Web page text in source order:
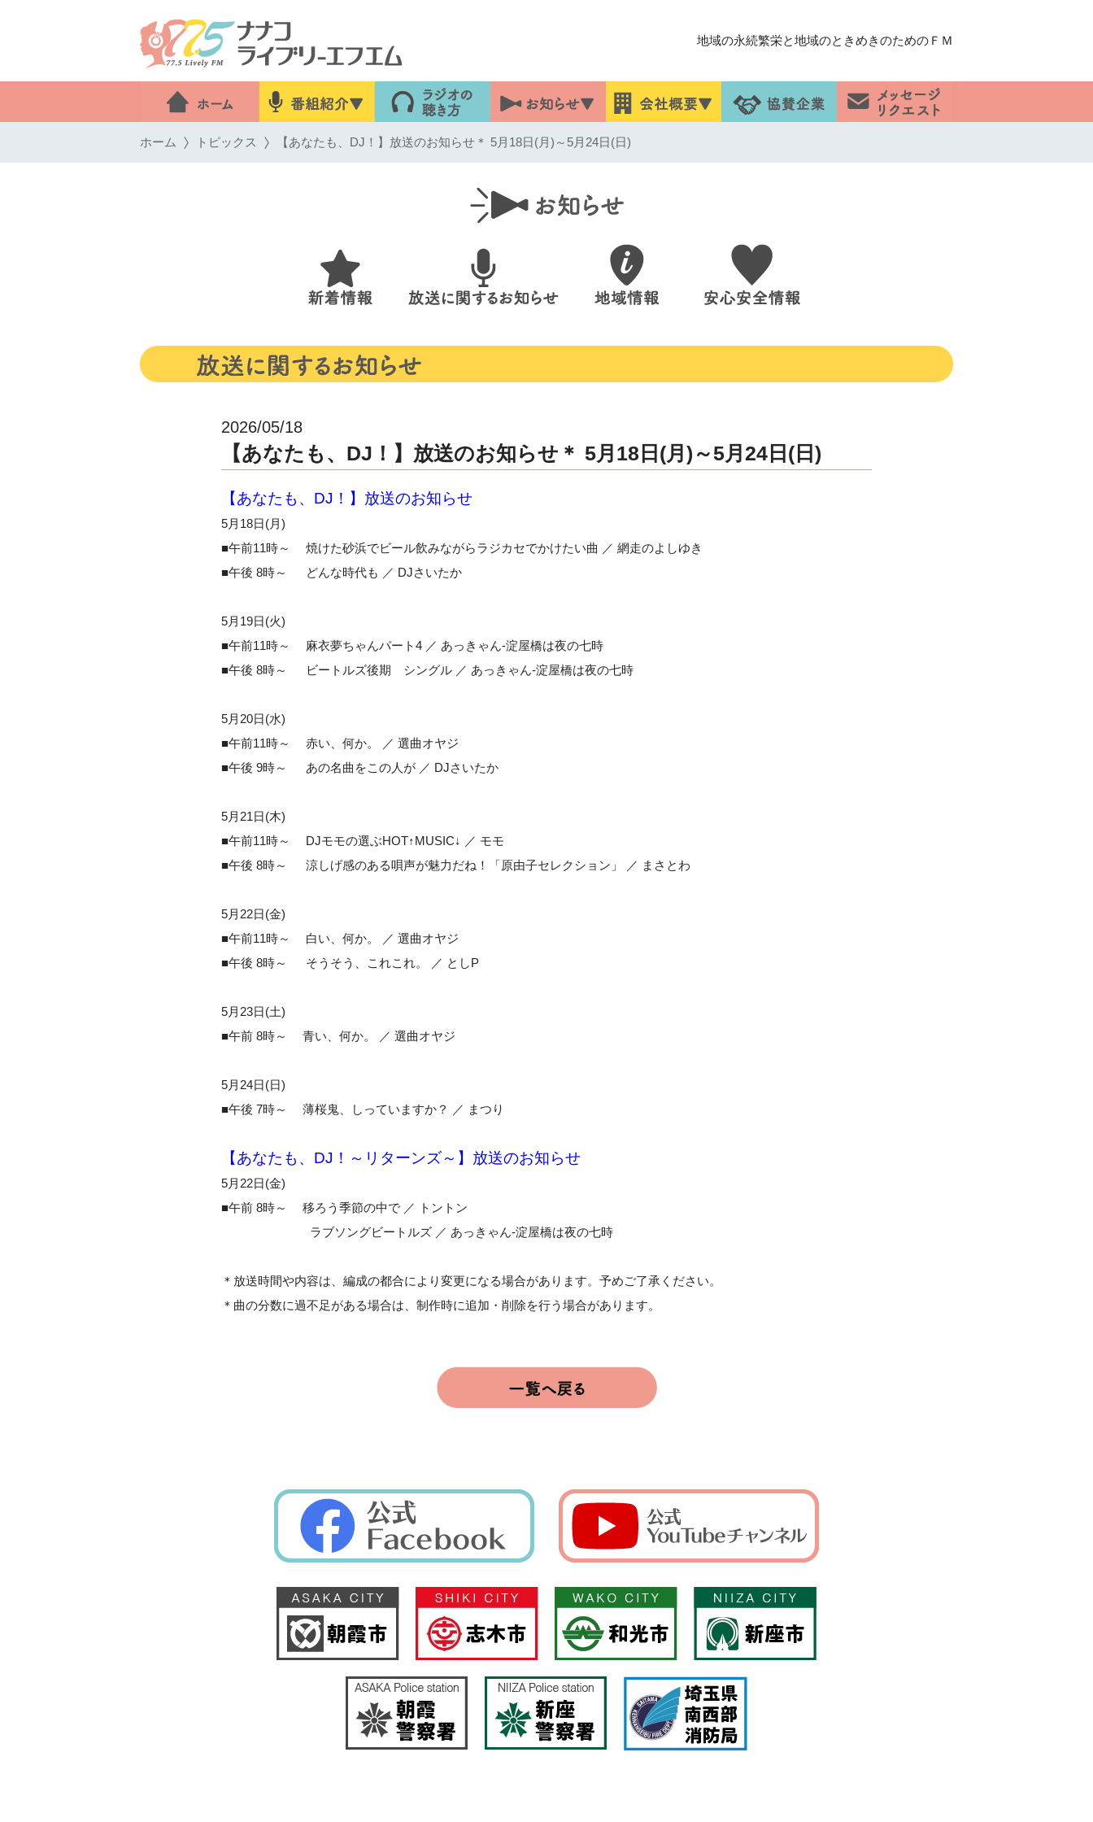
地域の永続繁栄と地域のときめきのためのＦＭ
ホーム トピックス 【あなたも、DJ！】放送のお知らせ＊ 5月18日(月)～5月24日(日)
2026/05/18
【あなたも、DJ！】放送のお知らせ＊ 5月18日(月)～5月24日(日)
【あなたも、DJ！】放送のお知らせ
5月18日(月)
■午前11時～ 焼けた砂浜でビール飲みながらラジカセでかけたい曲 ／ 網走のよしゆき
■午後 8時～ どんな時代も ／ DJさいたか
5月19日(火)
■午前11時～ 麻衣夢ちゃんパート4 ／ あっきゃん-淀屋橋は夜の七時
■午後 8時～ ビートルズ後期 シングル ／ あっきゃん-淀屋橋は夜の七時
5月20日(水)
■午前11時～ 赤い、何か。 ／ 選曲オヤジ
■午後 9時～ あの名曲をこの人が ／ DJさいたか
5月21日(木)
■午前11時～ DJモモの選ぶHOT↑MUSIC↓ ／ モモ
■午後 8時～ 涼しげ感のある唄声が魅力だね！「原由子セレクション」 ／ まさとわ
5月22日(金)
■午前11時～ 白い、何か。 ／ 選曲オヤジ
■午後 8時～ そうそう、これこれ。 ／ としP
5月23日(土)
■午前 8時～ 青い、何か。 ／ 選曲オヤジ
5月24日(日)
■午後 7時～ 薄桜鬼、しっていますか？ ／ まつり
【あなたも、DJ！～リターンズ～】放送のお知らせ
5月22日(金)
■午前 8時～ 移ろう季節の中で ／ トントン
ラブソングビートルズ ／ あっきゃん-淀屋橋は夜の七時
＊放送時間や内容は、編成の都合により変更になる場合があります。予めご了承ください。
＊曲の分数に過不足がある場合は、制作時に追加・削除を行う場合があります。